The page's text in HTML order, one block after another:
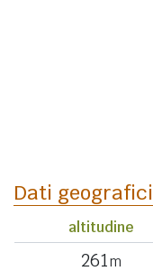
Dati geografici
altitudine
261m